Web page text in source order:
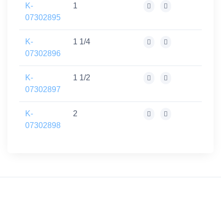
K-
07302895
1
K-
07302896
1 1/4
K-
07302897
1 1/2
K-
07302898
2